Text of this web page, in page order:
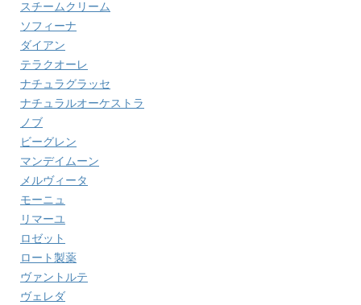
スチームクリーム
ソフィーナ
ダイアン
テラクオーレ
ナチュラグラッセ
ナチュラルオーケストラ
ノブ
ビーグレン
マンデイムーン
メルヴィータ
モーニュ
リマーユ
ロゼット
ロート製薬
ヴァントルテ
ヴェレダ